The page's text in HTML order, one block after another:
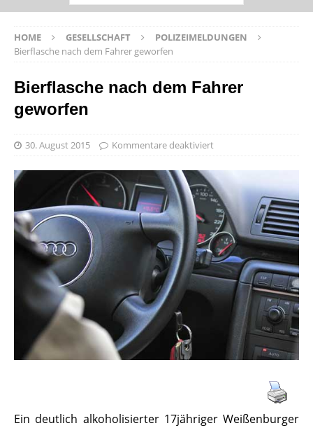
HOME GESELLSCHAFT
POLIZEIMELDUNGEN
Bierflasche nach dem Fahrer geworfen
Bierflasche nach dem Fahrer
geworfen
30. August 2015 Kommentare deaktiviert
Ein deutlich alkoholisierter 17jähriger Weißenburger